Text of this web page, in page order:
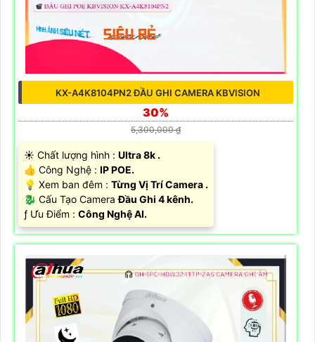
KX-A4K8104PN2 ĐẦU GHI CAMERA KBVISION
30%
5,300,000 ₫
☀️ Chất lượng hình : Ultra 8k .
👍 Công Nghệ : IP POE.
💡 Xem ban đêm : Từng Vị Trí Camera .
🐉️ Cấu Tạo CameraĐầu Ghi 4 kênh.
️ƒ Ưu Điểm : Công Nghệ AI.